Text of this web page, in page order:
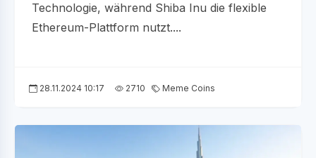
Technologie, während Shiba Inu die flexible
Ethereum-Plattform nutzt....
28.11.2024 10:17 2710 Meme Coins